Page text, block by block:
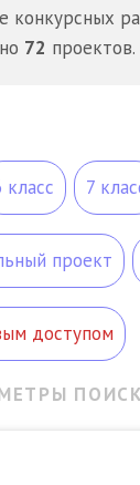
конкурсных
72 проектов.
класс 7
проект
доступом